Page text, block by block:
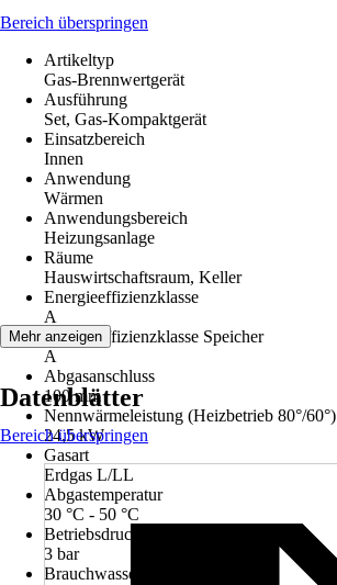
Bereich überspringen
Artikeltyp
Gas-Brennwertgerät
Ausführung
Set, Gas-Kompaktgerät
Einsatzbereich
Innen
Anwendung
Wärmen
Anwendungsbereich
Heizungsanlage
Räume
Hauswirtschaftsraum, Keller
Energieeffizienzklasse
A
Energieeffizienzklasse Speicher
A
Abgasanschluss
100 mm
Nennwärmeleistung (Heizbetrieb 80°/60°)
24,5 kW
Gasart
Erdgas L/LL
Abgastemperatur
30 °C - 50 °C
Betriebsdruck
3 bar
Brauchwasserdurchsatz
Mehr anzeigen
Datenblätter
Bereich überspringen